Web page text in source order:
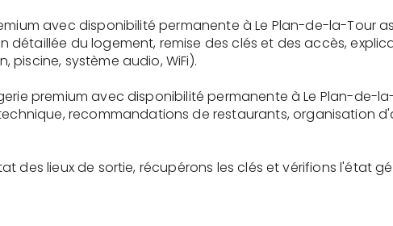
avec disponibilité permanente à Le Plan-de-la-Tour
détaillée du logement, remise des clés et des accès,
système audio, WiFi).
premium avec disponibilité permanente à Le Plan-de-
recommandations de restaurants, organisation
des lieux de sortie, récupérons les clés et vérifions l'état